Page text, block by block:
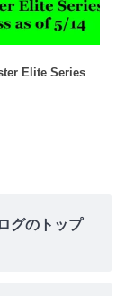
Elite Series
グのトップ